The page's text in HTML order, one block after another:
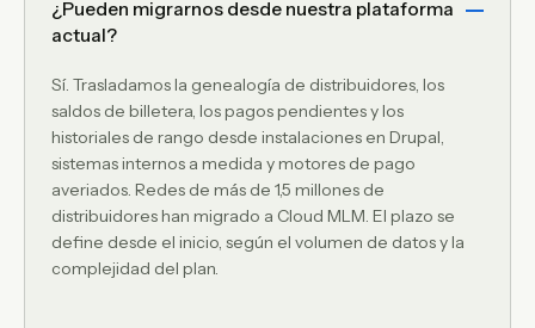
¿Pueden migrarnos desde nuestra plataforma
actual?
Sí. Trasladamos la genealogía de distribuidores, los
saldos de billetera, los pagos pendientes y los
historiales de rango desde instalaciones en Drupal,
sistemas internos a medida y motores de pago
averiados. Redes de más de 1,5 millones de
distribuidores han migrado a Cloud MLM. El plazo se
define desde el inicio, según el volumen de datos y la
complejidad del plan.